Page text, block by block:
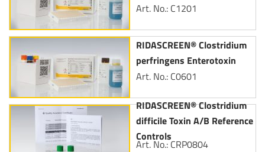
Art. No.: C1201
RIDASCREEN® Clostridium
perfringens Enterotoxin
Art. No.: C0601
RIDASCREEN® Clostridium
difficile Toxin A/B Reference
Controls
Art. No.: CRP0804